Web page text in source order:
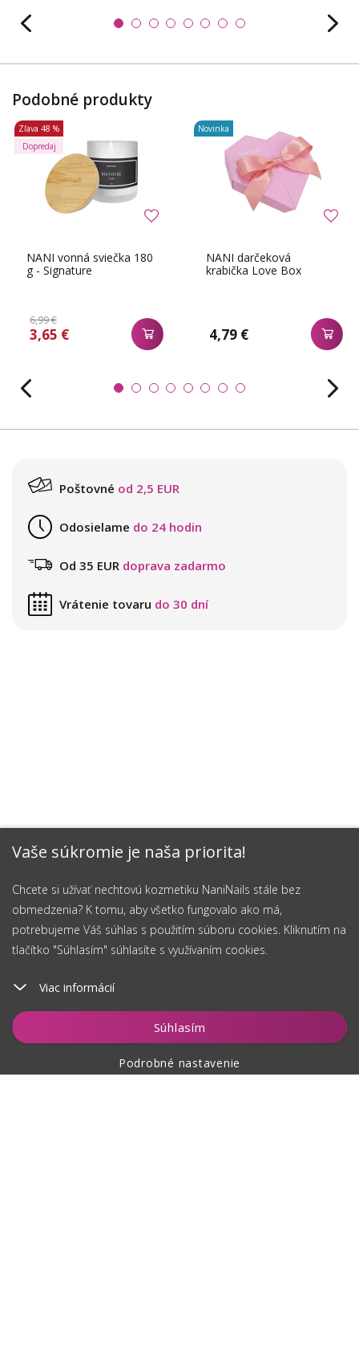
Vaše súkromie je naša priorita!
Chcete si užívať nechtovú kozmetiku NaniNails stále bez
obmedzenia? K tomu, aby všetko fungovalo ako má,
potrebujeme Váš súhlas s použitím súboru cookies. Kliknutím na
tlačítko "Súhlasím" súhlasíte s využívaním cookies.
Viac informácií
Súhlasím
Podrobné nastavenie
Hlídat
Podobné produkty
NANI vonná sviečka 180
g - Signature
6,99 €
3,65 €
Zľava 48 %
Dopredaj
NANI darčeková
krabička Love Box
4,79 €
Novinka
Poštovné od 2,5 EUR
Odosielame do 24 hodin
Od 35 EUR doprava zadarmo
Vrátenie tovaru do 30 dní